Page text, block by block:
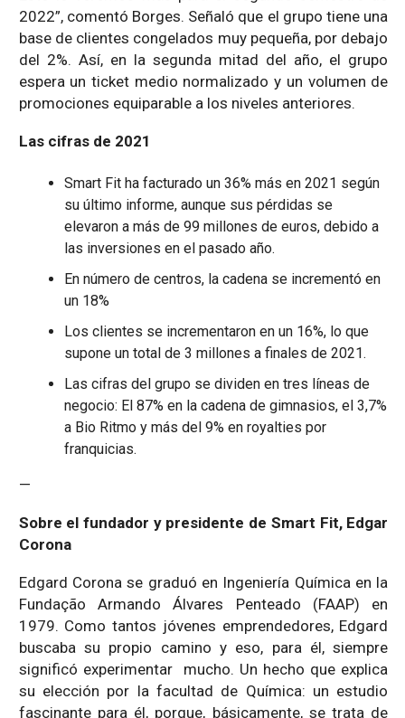
2022”, comentó Borges. Señaló que el grupo tiene una
base de clientes congelados muy pequeña, por debajo
del 2%. Así, en la segunda mitad del año, el grupo
espera un ticket medio normalizado y un volumen de
promociones equiparable a los niveles anteriores.
Las cifras de 2021
Smart Fit ha facturado un 36% más en 2021 según
su último informe, aunque sus pérdidas se
elevaron a más de 99 millones de euros, debido a
las inversiones en el pasado año.
En número de centros, la cadena se incrementó en
un 18%
Los clientes se incrementaron en un 16%, lo que
supone un total de 3 millones a finales de 2021.
Las cifras del grupo se dividen en tres líneas de
negocio: El 87% en la cadena de gimnasios, el 3,7%
a Bio Ritmo y más del 9% en royalties por
franquicias.
—
Sobre el fundador y presidente de Smart Fit, Edgar
Corona
Edgard Corona se graduó en Ingeniería Química en la
Fundação Armando Álvares Penteado (FAAP) en
1979. Como tantos jóvenes emprendedores, Edgard
buscaba su propio camino y eso, para él, siempre
significó experimentar mucho. Un hecho que explica
su elección por la facultad de Química: un estudio
fascinante para él, porque, básicamente, se trata de